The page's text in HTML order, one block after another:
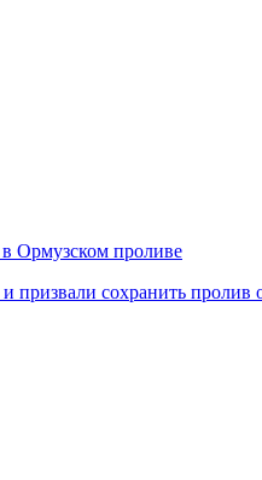
Ормузском проливе
призвали сохранить